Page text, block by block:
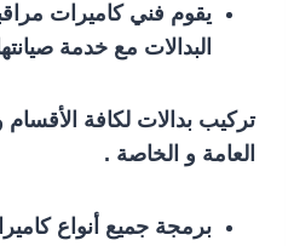
يقوم فني كاميرات
البدالات مع خدمة
تركيب بدالات لكافة الأقسام
العامة و الخاصة .
برمجة جميع أنواع